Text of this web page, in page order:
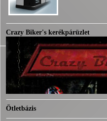
Crazy Biker's kerékpárüzlet
Ötletbázis